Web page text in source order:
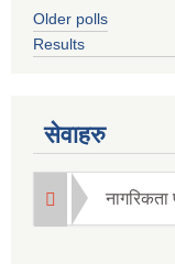
Older polls
Results
सेवाहरु